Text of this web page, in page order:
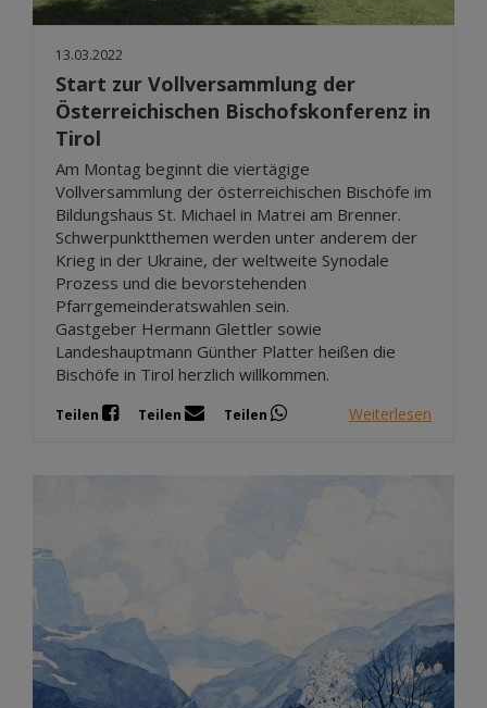
13.03.2022
Start zur Vollversammlung der
Österreichischen Bischofskonferenz in
Tirol
Am Montag beginnt die viertägige
Vollversammlung der österreichischen Bischöfe im
Bildungshaus St. Michael in Matrei am Brenner.
Schwerpunktthemen werden unter anderem der
Krieg in der Ukraine, der weltweite Synodale
Prozess und die bevorstehenden
Pfarrgemeinderatswahlen sein.
Gastgeber Hermann Glettler sowie
Landeshauptmann Günther Platter heißen die
Bischöfe in Tirol herzlich willkommen.
Teilen Teilen Teilen Weiterlesen